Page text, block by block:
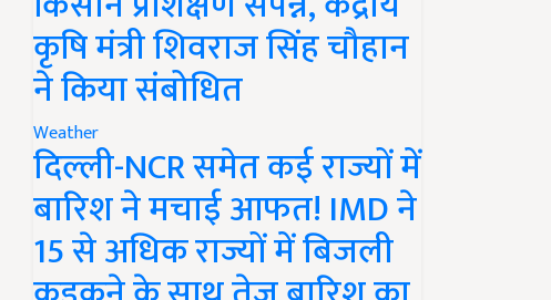
कृषि मंत्री शिवराज सिंह चौहान
ने किया संबोधित
Weather
दिल्ली-NCR समेत कई राज्यों में
बारिश ने मचाई आफत! IMD ने
15 से अधिक राज्यों में बिजली